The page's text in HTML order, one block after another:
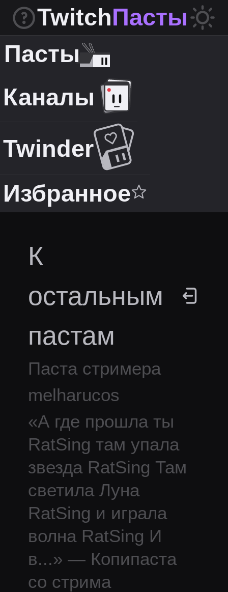
TwitchПасты
Пасты
Каналы
Twinder
Избранное
К
остальным
пастам
Паста стримера
melharucos
«А где прошла ты
RatSing там упала
звезда RatSing Там
светила Луна
RatSing и играла
волна RatSing И
в...» — Копипаста
со стрима